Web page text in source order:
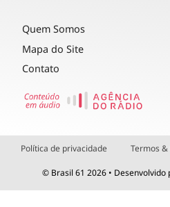
Quem Somos
Mapa do Site
Contato
Política de privacidade Termos
© Brasil 61 2026 • Desenvolvido